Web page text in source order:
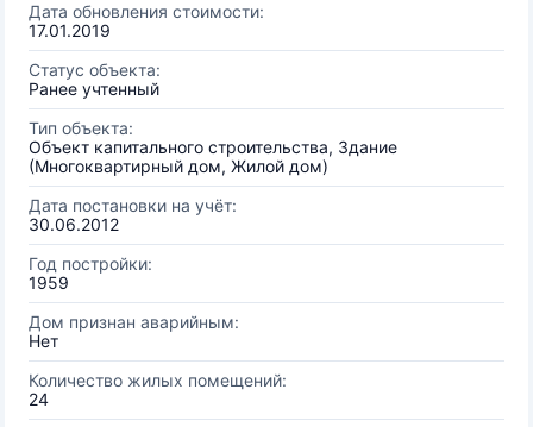
Дата обновления стоимости:
17.01.2019
Статус объекта:
Ранее учтенный
Тип объекта:
Объект капитального строительства, Здание
(Многоквартирный дом, Жилой дом)
Дата постановки на учёт:
30.06.2012
Год постройки:
1959
Дом признан аварийным:
Нет
Количество жилых помещений:
24